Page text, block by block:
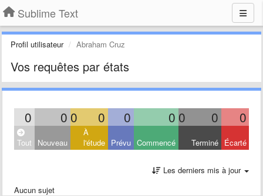
Sublime Text
Profil utilisateur Abraham Cruz
Vos requêtes par états
0 0 0 0 0 0 0 0 0
Tout Nouveau
À
l'étude Prévu Commencé Terminé Écarté
Les derniers mis à jour
Aucun sujet